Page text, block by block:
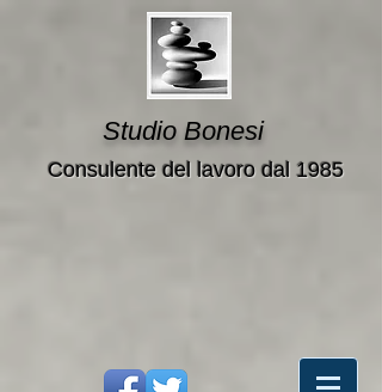
Studio Bonesi
Consulente del lavoro dal 1985